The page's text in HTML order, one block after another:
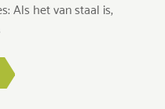
Als het van staal is,